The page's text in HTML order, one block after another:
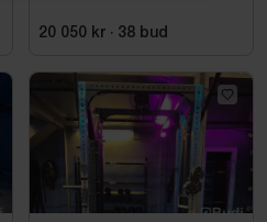
20 050 kr · 38 bud